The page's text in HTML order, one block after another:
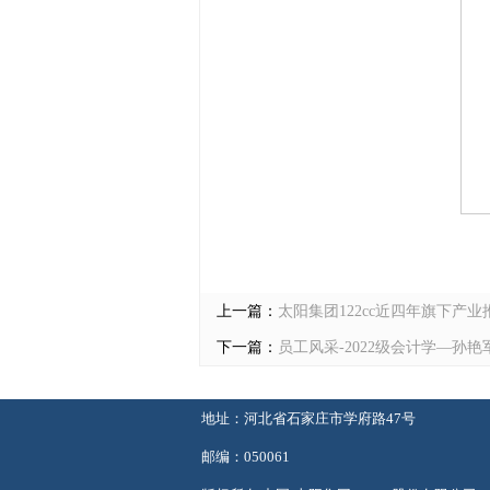
上一篇： 太阳集团122cc近四年旗下产业
下一篇： 员工风采-2022级会计学—孙艳
地址：河北省石家庄市学府路47号
邮编：050061